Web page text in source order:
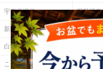
宇奈月温泉 下呂温泉
新穂高温泉 城崎温泉
白浜温泉
こんぴら温泉 三朝温泉